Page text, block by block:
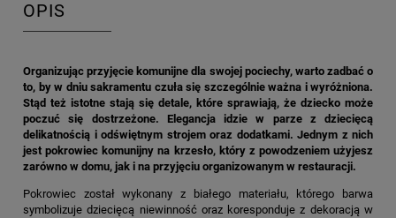
OPIS
Organizując przyjęcie komunijne dla swojej pociechy, warto zadbać o
to, by w dniu sakramentu czuła się szczególnie ważna i wyróżniona.
Stąd też istotne stają się detale, które sprawiają, że dziecko może
poczuć się dostrzeżone. Elegancja idzie w parze z dziecięcą
delikatnością i odświętnym strojem oraz dodatkami. Jednym z nich
jest pokrowiec komunijny na krzesło, który z powodzeniem użyjesz
zarówno w domu, jak i na przyjęciu organizowanym w restauracji.
Pokrowiec został wykonany z białego materiału, którego barwa
symbolizuje dziecięcą niewinność oraz koresponduje z dekoracją w